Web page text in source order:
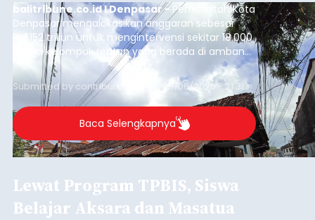
balitribune.co.id I Denpasar - Pemerintah Kota
Denpasar mengalokasikan anggaran sebesar
Rp1,152 triliun untuk mengintervensi sekitar 18.000
warga kelompok rentan yang berada di ambang
garis kemiskinan. Langkah strategis ini diambil
guna menjaga masyarakat yang berada pada
kelompok desil 5 dan 6 tersebut agar tidak
merosot ke kategori miskin.
Submitted by contributor Thu, 08/06/2026 - 21:31
Baca Selengkapnya
Lewat Program TPBIS, Siswa
Belajar Aksara dan Masatua